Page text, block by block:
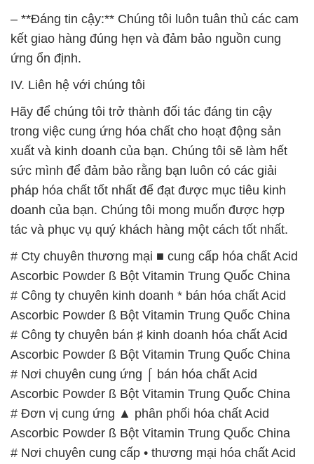
– **Đáng tin cậy:** Chúng tôi luôn tuân thủ các cam
kết giao hàng đúng hẹn và đảm bảo nguồn cung
ứng ổn định.
IV. Liên hệ với chúng tôi
Hãy để chúng tôi trở thành đối tác đáng tin cậy
trong việc cung ứng hóa chất cho hoạt động sản
xuất và kinh doanh của bạn. Chúng tôi sẽ làm hết
sức mình để đảm bảo rằng bạn luôn có các giải
pháp hóa chất tốt nhất để đạt được mục tiêu kinh
doanh của bạn. Chúng tôi mong muốn được hợp
tác và phục vụ quý khách hàng một cách tốt nhất.
# Cty chuyên thương mại ■ cung cấp hóa chất Acid
Ascorbic Powder ß Bột Vitamin Trung Quốc China
# Công ty chuyên kinh doanh * bán hóa chất Acid
Ascorbic Powder ß Bột Vitamin Trung Quốc China
# Công ty chuyên bán ♯ kinh doanh hóa chất Acid
Ascorbic Powder ß Bột Vitamin Trung Quốc China
# Nơi chuyên cung ứng ⌠ bán hóa chất Acid
Ascorbic Powder ß Bột Vitamin Trung Quốc China
# Đơn vị cung ứng ▲ phân phối hóa chất Acid
Ascorbic Powder ß Bột Vitamin Trung Quốc China
# Nơi chuyên cung cấp • thương mại hóa chất Acid